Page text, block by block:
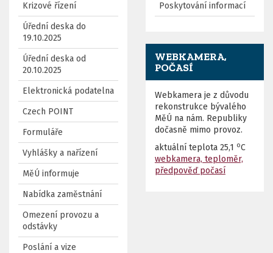
Krizové řízení
Úřední deska do
19.10.2025
Úřední deska od
20.10.2025
Elektronická podatelna
Czech POINT
Formuláře
Vyhlášky a nařízení
MěÚ informuje
Nabídka zaměstnání
Omezení provozu a
odstávky
Poslání a vize
Poskytování informací
WEBKAMERA,
POČASÍ
Webkamera je z důvodu
rekonstrukce bývalého
MěÚ na nám. Republiky
dočasně mimo provoz.
aktuální teplota 25,1 oC
webkamera, teploměr,
předpověď počasí